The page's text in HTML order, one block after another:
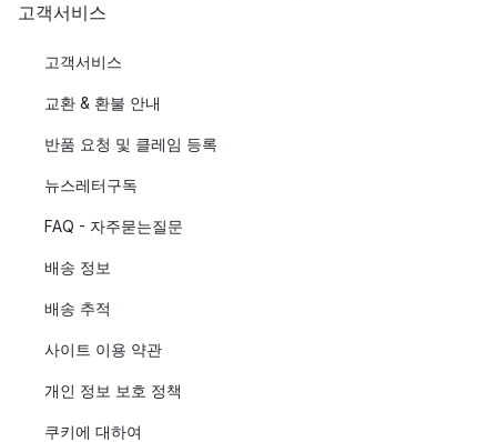
고객서비스
고객서비스
교환 & 환불 안내
반품 요청 및 클레임 등록
뉴스레터구독
FAQ - 자주묻는질문
배송 정보
배송 추적
사이트 이용 약관
개인 정보 보호 정책
쿠키에 대하여